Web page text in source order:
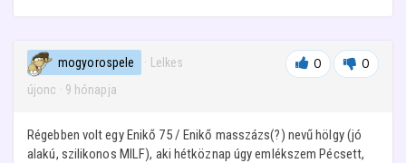
mogyorospele
· Lelkes
újonc · 9 hónapja
0 0
Régebben volt egy Enikő 75 / Enikő masszázs(?) nevű hölgy (jó
alakú, szilikonos MILF), aki hétköznap úgy emlékszem Pécsett,